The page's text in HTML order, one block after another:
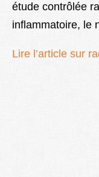
étude contrôlée
inflammatoire, le
Lire l’article sur